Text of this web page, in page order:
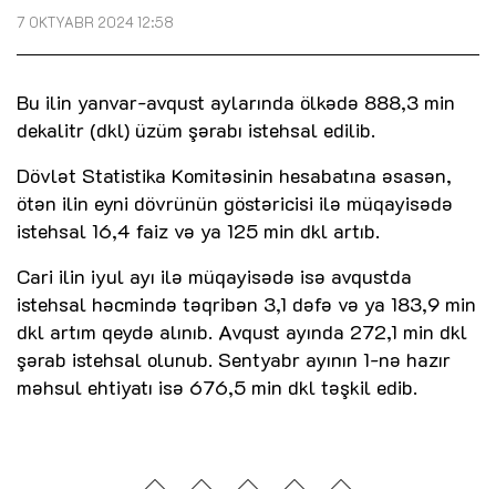
7 OKTYABR 2024 12:58
Bu ilin yanvar-avqust aylarında ölkədə 888,3 min
dekalitr (dkl) üzüm şərabı istehsal edilib.
Dövlət Statistika Komitəsinin hesabatına əsasən,
ötən ilin eyni dövrünün göstəricisi ilə müqayisədə
istehsal 16,4 faiz və ya 125 min dkl artıb.
Cari ilin iyul ayı ilə müqayisədə isə avqustda
istehsal həcmində təqribən 3,1 dəfə və ya 183,9 min
dkl artım qeydə alınıb. Avqust ayında 272,1 min dkl
şərab istehsal olunub. Sentyabr ayının 1-nə hazır
məhsul ehtiyatı isə 676,5 min dkl təşkil edib.